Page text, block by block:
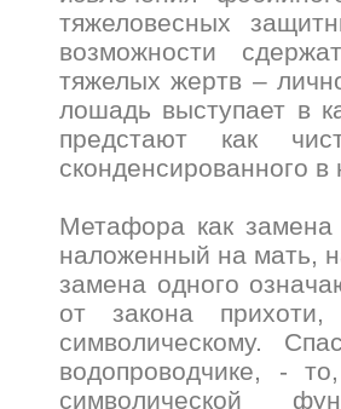
тяжеловесных
возможности
тяжелых жертв –
лошадь выступает в
предстают как
сконденсированного в
Метафора как
наложенный на мать,
замена одного
от закона прихоти,
символическому.
водопроводчике, -
символической